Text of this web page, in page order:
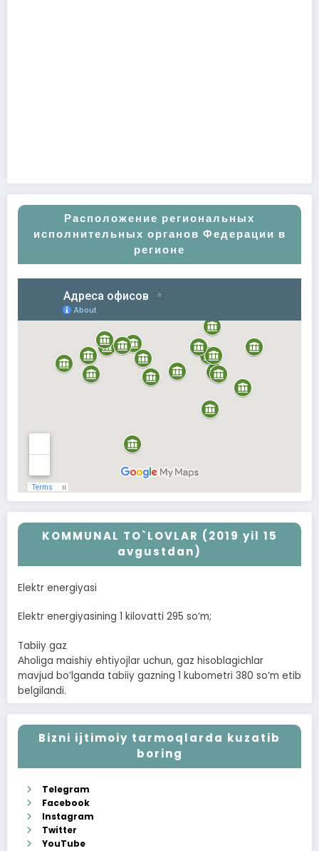
Расположение региональных
исполнительных органов Федерации в
регионе
KOMMUNAL TO`LOVLAR (2019 yil 15
avgustdan)
Elektr energiyasi
Elektr energiyasining 1 kilovatti 295 soʼm;
Tabiiy gaz
Аholiga maishiy ehtiyojlar uchun, gaz hisoblagichlar
mavjud boʼlganda tabiiy gazning 1 kubometri 380 soʼm etib
belgilandi.
Bizni ijtimoiy tarmoqlarda kuzatib
boring
Telegram
Facebook
Instagram
Twitter
YouTube